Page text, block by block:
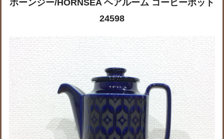
ホーンジー/HORNSEA ヘアルーム コーヒーポット
24598